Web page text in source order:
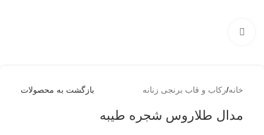
خانه/رکاب و قاب برنجی زنانه بازگشت به محصولات
مدال طلاروس شجره طیبه